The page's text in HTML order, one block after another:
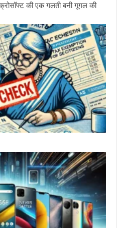
की एक गलती बनी गूगल की